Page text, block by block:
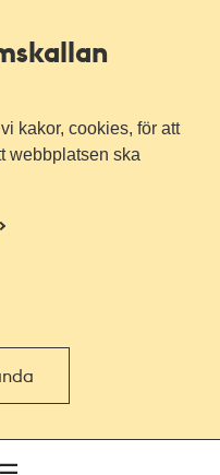
kakor, cookies, för att
webbplatsen ska